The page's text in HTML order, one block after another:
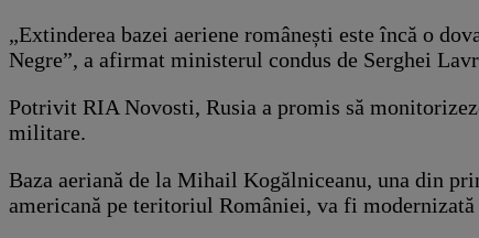
„Extinderea bazei aeriene românești este încă o
Negre”, a afirmat ministerul condus de Serghei
Potrivit RIA Novosti, Rusia a promis să
militare.
Baza aeriană de la Mihail Kogălniceanu, una din
americană pe teritoriul României, va fi